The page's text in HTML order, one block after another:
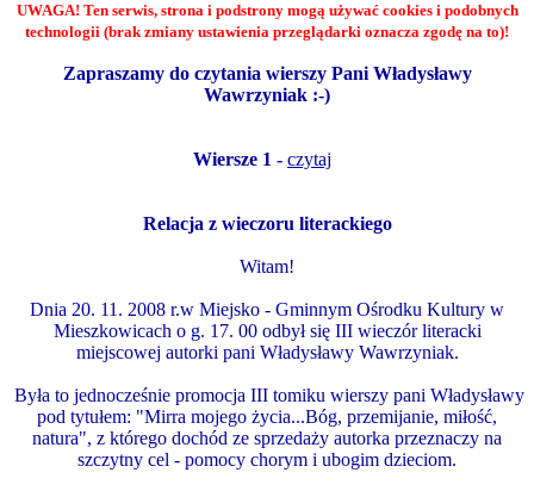
UWAGA! Ten serwis, strona i podstrony mogą używać cookies i podobnych
technologii (brak zmiany ustawienia przeglądarki oznacza zgodę na to)!
Zapraszamy do czytania wierszy Pani Władysławy
Wawrzyniak :-)
Wiersze 1 - czytaj
Relacja z wieczoru literackiego
Witam!
Dnia 20. 11. 2008 r.w Miejsko - Gminnym Ośrodku Kultury w
Mieszkowicach o g. 17. 00 odbył się III wieczór literacki
miejscowej autorki pani Władysławy Wawrzyniak.
Była to jednocześnie promocja III tomiku wierszy pani Władysławy
pod tytułem: "Mirra mojego życia...Bóg, przemijanie, miłość,
natura", z którego dochód ze sprzedaży autorka przeznaczy na
szczytny cel - pomocy chorym i ubogim dzieciom.